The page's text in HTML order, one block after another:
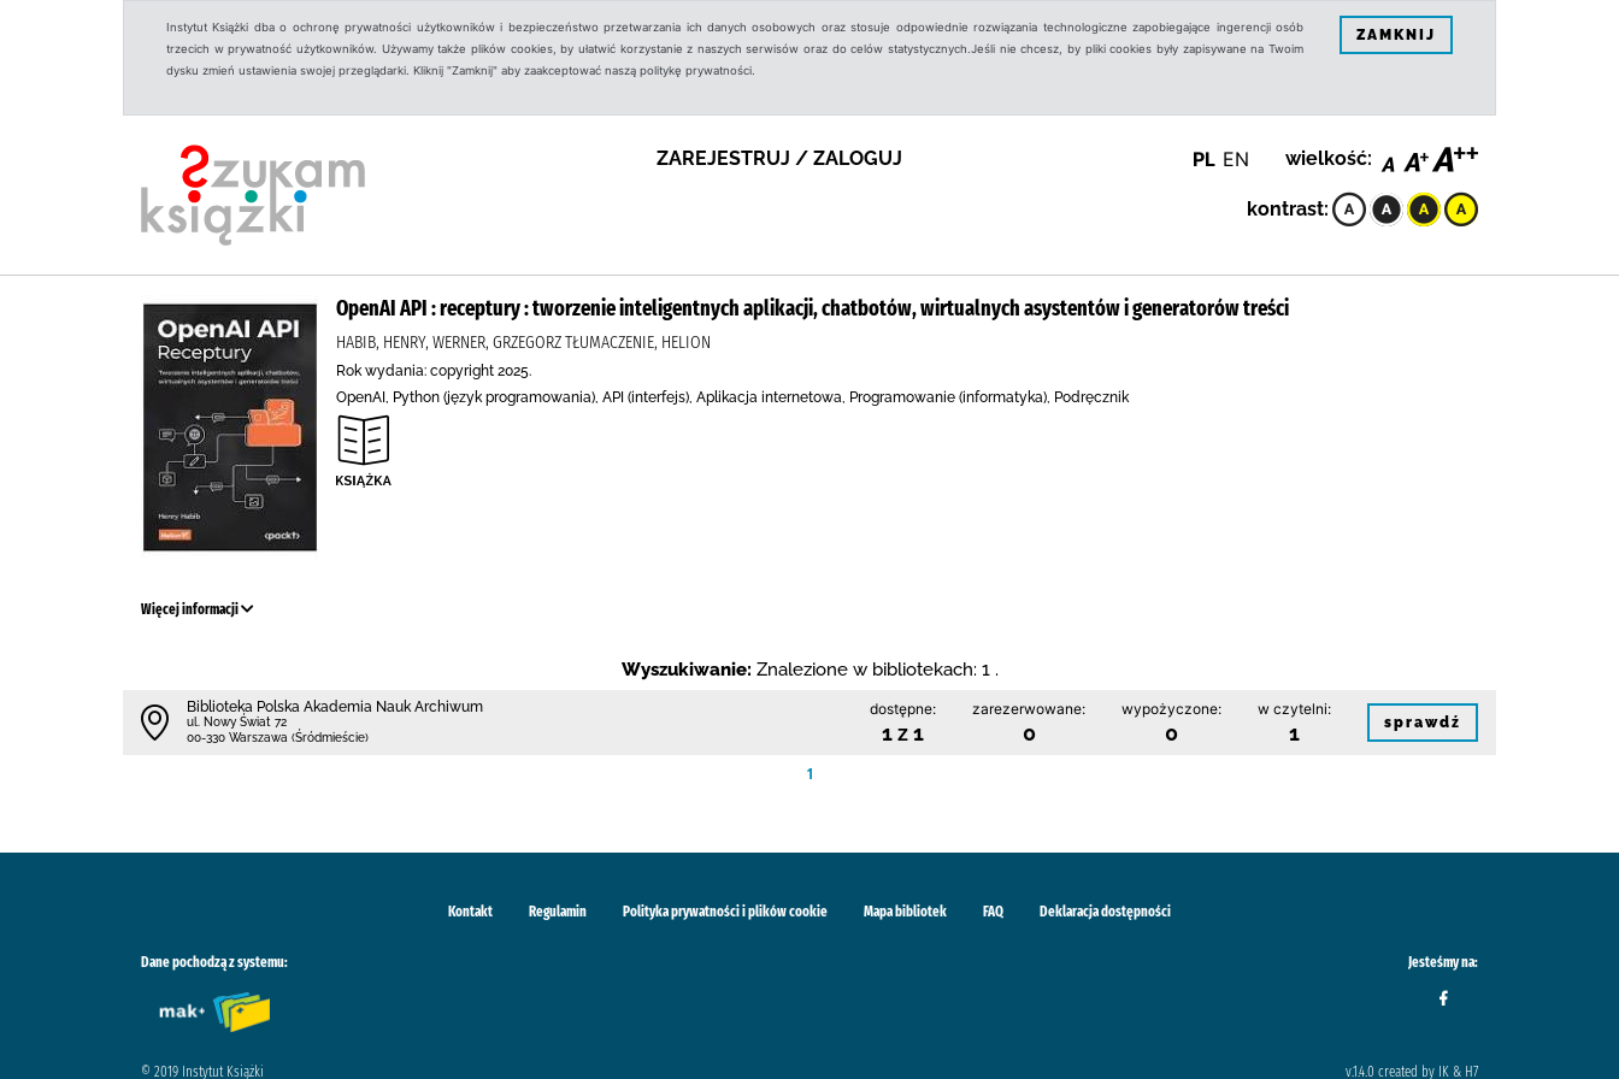
Instytut Książki dba o ochronę prywatności użytkowników i bezpieczeństwo przetwarzania ich danych osobowych oraz stosuje odpowiednie rozwiązania technologiczne zapobiegające ingerencji osób
trzecich w prywatność użytkowników. Używamy także plików cookies, by ułatwić korzystanie z naszych serwisów oraz do celów statystycznych.Jeśli nie chcesz, by pliki cookies były zapisywane na Twoim
dysku zmień ustawienia swojej przeglądarki. Kliknij "Zamknij" aby zaakceptować naszą politykę prywatności.
ZAMKNIJ
ZAREJESTRUJ / ZALOGUJ PL EN wielkość:
kontrast:
OpenAI API : receptury : tworzenie inteligentnych aplikacji, chatbotów, wirtualnych asystentów i generatorów treści
HABIB, HENRY, WERNER, GRZEGORZ TŁUMACZENIE, HELION
Rok wydania: copyright 2025.
OpenAI, Python (język programowania), API (interfejs), Aplikacja internetowa, Programowanie (informatyka), Podręcznik
Więcej informacji
Wyszukiwanie: Znalezione w bibliotekach: 1 .
Biblioteka Polska Akademia Nauk Archiwum
ul. Nowy Świat 72
00-330 Warszawa (Śródmieście)
dostępne:
1 z 1
zarezerwowane:
0
wypożyczone:
0
w czytelni:
1 sprawdź
1
Kontakt Regulamin Polityka prywatności i plików cookie Mapa bibliotek FAQ Deklaracja dostępności
Dane pochodzą z systemu: Jesteśmy na:
© 2019 Instytut Książki v.1.4.0 created by IK & H7